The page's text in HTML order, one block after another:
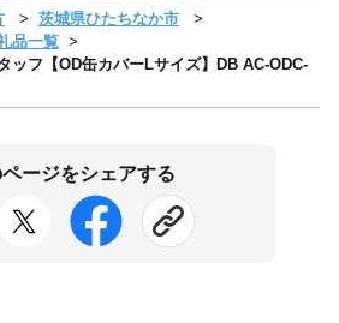
茨城県ひたちなか市
品一覧
ッフ【OD缶カバーLサイズ】DB AC-ODC-
ページをシェアする